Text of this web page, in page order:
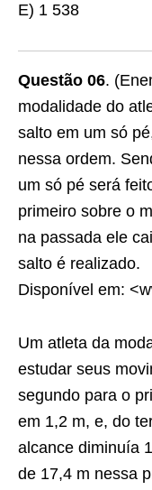
E) 1 538
Questão 06.
modalidade do
salto em um só
nessa ordem.
um só pé será
primeiro sobre o
na passada ele
salto é realizado.
Disponível em:
Um atleta da
estudar seus
segundo para o
em 1,2 m, e, do
alcance diminuía
de 17,4 m nessa